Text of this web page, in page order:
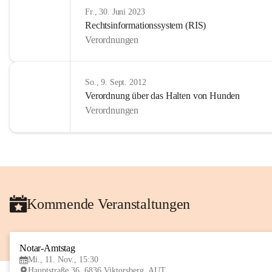
Fr., 30. Juni 2023
Rechtsinformationssystem (RIS)
Verordnungen
So., 9. Sept. 2012
Verordnung über das Halten von Hunden
Verordnungen
Kommende Veranstaltungen
Notar-Amtstag
Mi., 11. Nov., 15:30